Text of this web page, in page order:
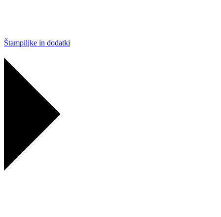
Štampiljke in dodatki